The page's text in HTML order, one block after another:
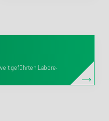
geführten Labore.